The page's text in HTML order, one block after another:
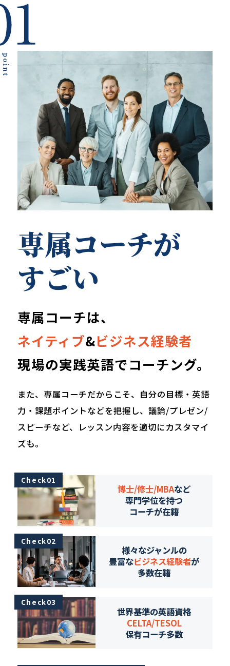
専属コーチが
すごい
専属コーチは、
ネイティブ&ビジネス経験者
現場の実践英語でコーチング。
また、専属コーチだからこそ、自分の目標・英語
力・課題ポイントなどを把握し、議論/プレゼン/
スピーチなど、レッスン内容を適切にカスタマイ
ズも。
Check01
博士/修士/MBAなど
専門学位を持つ
コーチが在籍
Check02
様々なジャンルの
豊富なビジネス経験者が
多数在籍
Check03
世界基準の英語資格
CELTA/TESOL
保有コーチ多数